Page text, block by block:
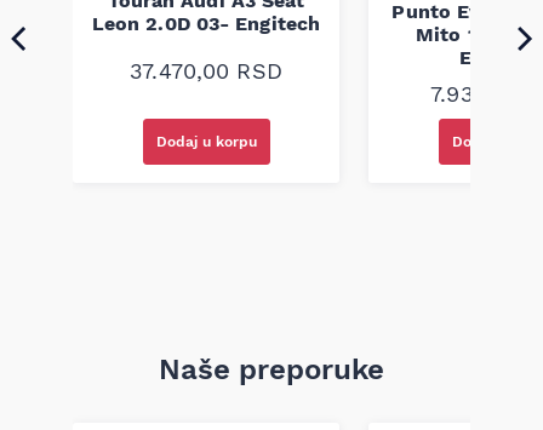
Leon 2.0D 03- Engitech
37.470,00 RSD
Dodaj u korpu
Punto Evo Alfa
Mito 1.3D
Engitech
7.930,00
Dodaj u
Naše preporuke